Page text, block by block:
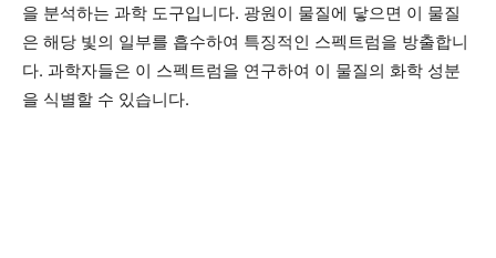
을 분석하는 과학 도구입니다. 광원이 물질에 닿으면 이 물질
은 해당 빛의 일부를 흡수하여 특징적인 스펙트럼을 방출합니
다. 과학자들은 이 스펙트럼을 연구하여 이 물질의 화학 성분
을 식별할 수 있습니다.